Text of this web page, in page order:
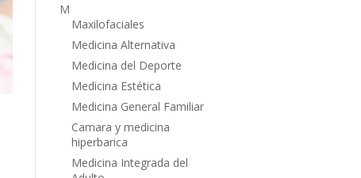
M
Maxilofaciales
Medicina Alternativa
Medicina del Deporte
Medicina Estética
Medicina General Familiar
Camara y medicina
hiperbarica
Medicina Integrada del